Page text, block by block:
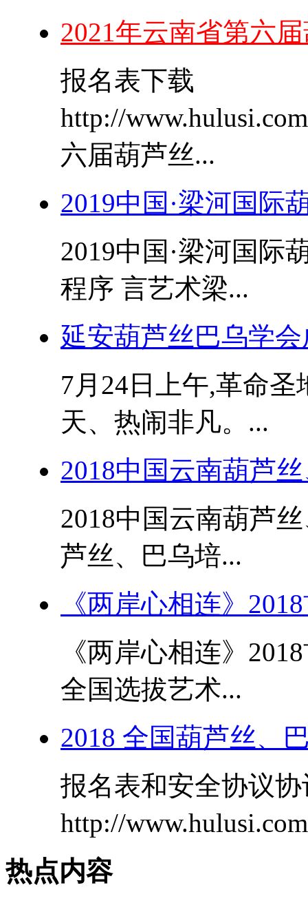
2021年云南省第六
报名表下载
http://
六届葫芦丝...
2019中国·梁河国际
2019中国·梁河国际
程序 言艺术梁...
延安葫芦丝巴乌学
7月24日上午,革命
天、热闹非凡。...
2018中国云南葫芦
2018中国云南葫芦
芦丝、巴乌培...
《两岸心相连》
《两岸心相连》
全国选拔艺术...
2018 全国葫芦丝、
报名表和安全协议
http://
热点内容